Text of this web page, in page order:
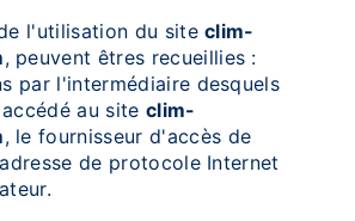
l'utilisation du siteclim-
, peuvent êtres recueillies :
par l'intermédiaire desquels
au site clim-
, le fournisseur d'accès de
de protocole Internet